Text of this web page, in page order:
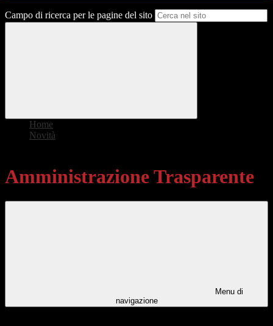
Campo di ricerca per le pagine del sito
Home
Novità
Amministrazione Trasparente
Menu di
navigazione